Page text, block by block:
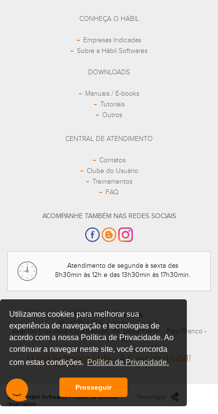
Utilizamos cookies para melhorar sua
experiência de navegação e tecnologias de
acordo com a nossa Política de Privacidade. Ao
continuar a navegar neste site, você concorda
com estas condições.Política de Privacidade.
Prosseguir
CONHEÇA O HÁBIL
Empresas Indicadas
Sobre a Hábil Softwares
DOWNLOADS
Manuais / E-books
Tutoriais
Outros
CENTRAL DE ATENDIMENTO
Contatos
Clube do Usuário
Treinamentos
FAQ
ACOMPANHE TAMBÉM NAS REDES SOCIAIS
Atendimento de segunda à sexta das
8h30min às 12h e das 13h30min às 17h30min.
Hábil Software Ltda.
46. 3225 6234 -adm@habil.com.br
Avenida Elisa Rosa Colla Padoan, 45, bairro Fraron - Pato Branco -
PR, 85503-380
Hábil Software Ltda - A Casa do Hábil!
©2025 Hábil Softwares - Todos os direitos
reservados
Tecnologia